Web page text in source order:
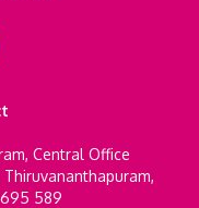
Central Office
589